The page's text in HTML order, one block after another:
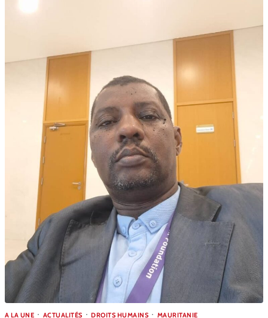
A LA UNE ACTUALITÉS DROITS HUMAINS MAURITANIE